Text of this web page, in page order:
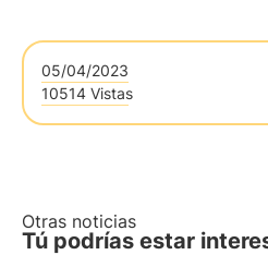
05/04/2023
10514 Vistas
Otras noticias
Tú podrías estar